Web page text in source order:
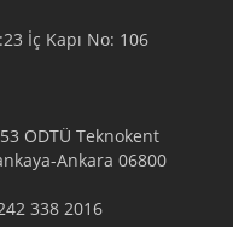
İç Kapı No: 106
ODTÜ Teknokent
Ankara 06800
338 2016